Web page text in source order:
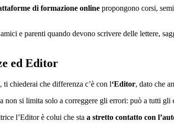
di formazione online propongono corsi,
e parenti quando devono scrivere delle lettere,
ed Editor
ti chiederai che differenza c’è con l‘Editor, dato che
non si limita solo a correggere gli errori: può a tutti
l’Editor è colui che sta a stretto contatto con